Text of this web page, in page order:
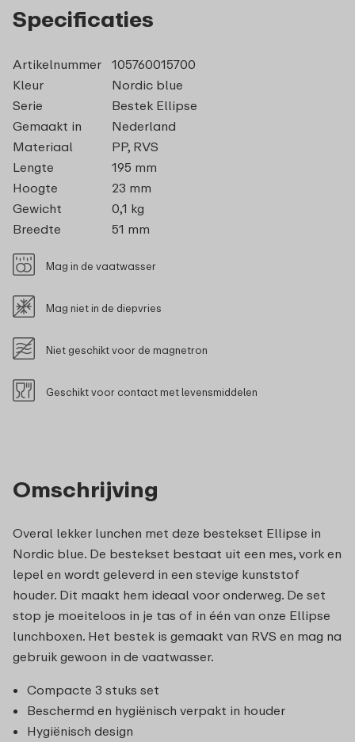
Omschrijving
Overal lekker lunchen met deze bestekset Ellipse in
Nordic blue. De bestekset bestaat uit een mes, vork en
lepel en wordt geleverd in een stevige kunststof
houder. Dit maakt hem ideaal voor onderweg. De set
stop je moeiteloos in je tas of in één van onze Ellipse
lunchboxen. Het bestek is gemaakt van RVS en mag na
gebruik gewoon in de vaatwasser.
Compacte 3 stuks set
Beschermd en hygiënisch verpakt in houder
Hygiënisch design
Specificaties
Artikelnummer
105760015700
Kleur
Nordic blue
Serie
Bestek Ellipse
Gemaakt in
Nederland
Materiaal
PP, RVS
Lengte
195 mm
Hoogte
23 mm
Gewicht
0,1 kg
Breedte
51 mm
Mag in de vaatwasser
Mag niet in de diepvries
Niet geschikt voor de magnetron
Geschikt voor contact met levensmiddelen